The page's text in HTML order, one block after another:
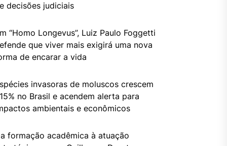
decisões judiciais
“Homo Longevus”, Luiz Paulo Foggetti
que viver mais exigirá uma nova
de encarar a vida
invasoras de moluscos crescem
no Brasil e acendem alerta para
ambientais e econômicos
formação acadêmica à atuação